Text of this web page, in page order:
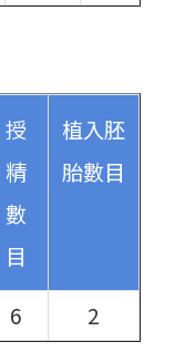
授
精
數
目
植入胚
胎數目
6 2